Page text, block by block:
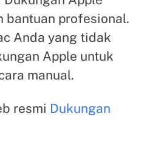
bantuan profesional.
Anda yang tidak
Apple untuk
manual.
resmi Dukungan